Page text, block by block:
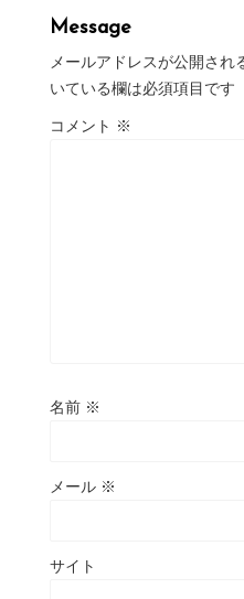
Message
メールアドレスが公開され
いている欄は必須項目です
コメント ※
名前 ※
メール ※
サイト